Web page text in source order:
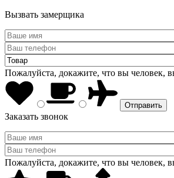
Вызвать замерщика
Пожалуйста, докажите, что вы человек,
Заказать звонок
Пожалуйста, докажите, что вы человек,